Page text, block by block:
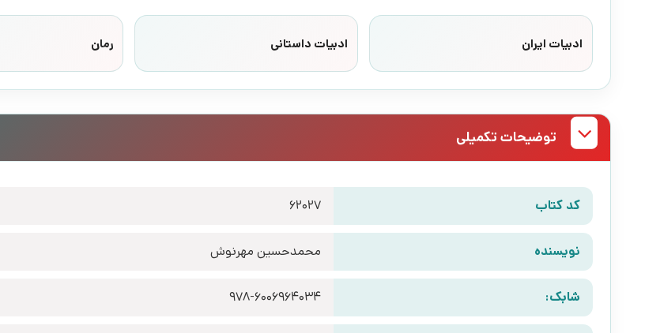
ادبیات ایران ادبیات داستانی رمان
توضیحات تکمیلی
کد کتاب 62027
نویسنده محمدحسین مهرنوش
شابک: 978-6006964034